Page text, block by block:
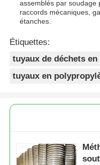
assemblés par soudage
raccords mécaniques,
étanches.
Étiquettes:
tuyaux de déchets en
tuyaux en